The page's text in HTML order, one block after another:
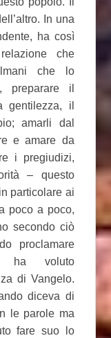
In una
ha così
che
che lo
preparare il
gentilezza, il
amarli dal
e amare da
i pregiudizi,
– questo
particolare ai
poco a poco,
secondo ciò
proclamare
ha voluto
di Vangelo.
diceva di
le parole ma
fare suo lo